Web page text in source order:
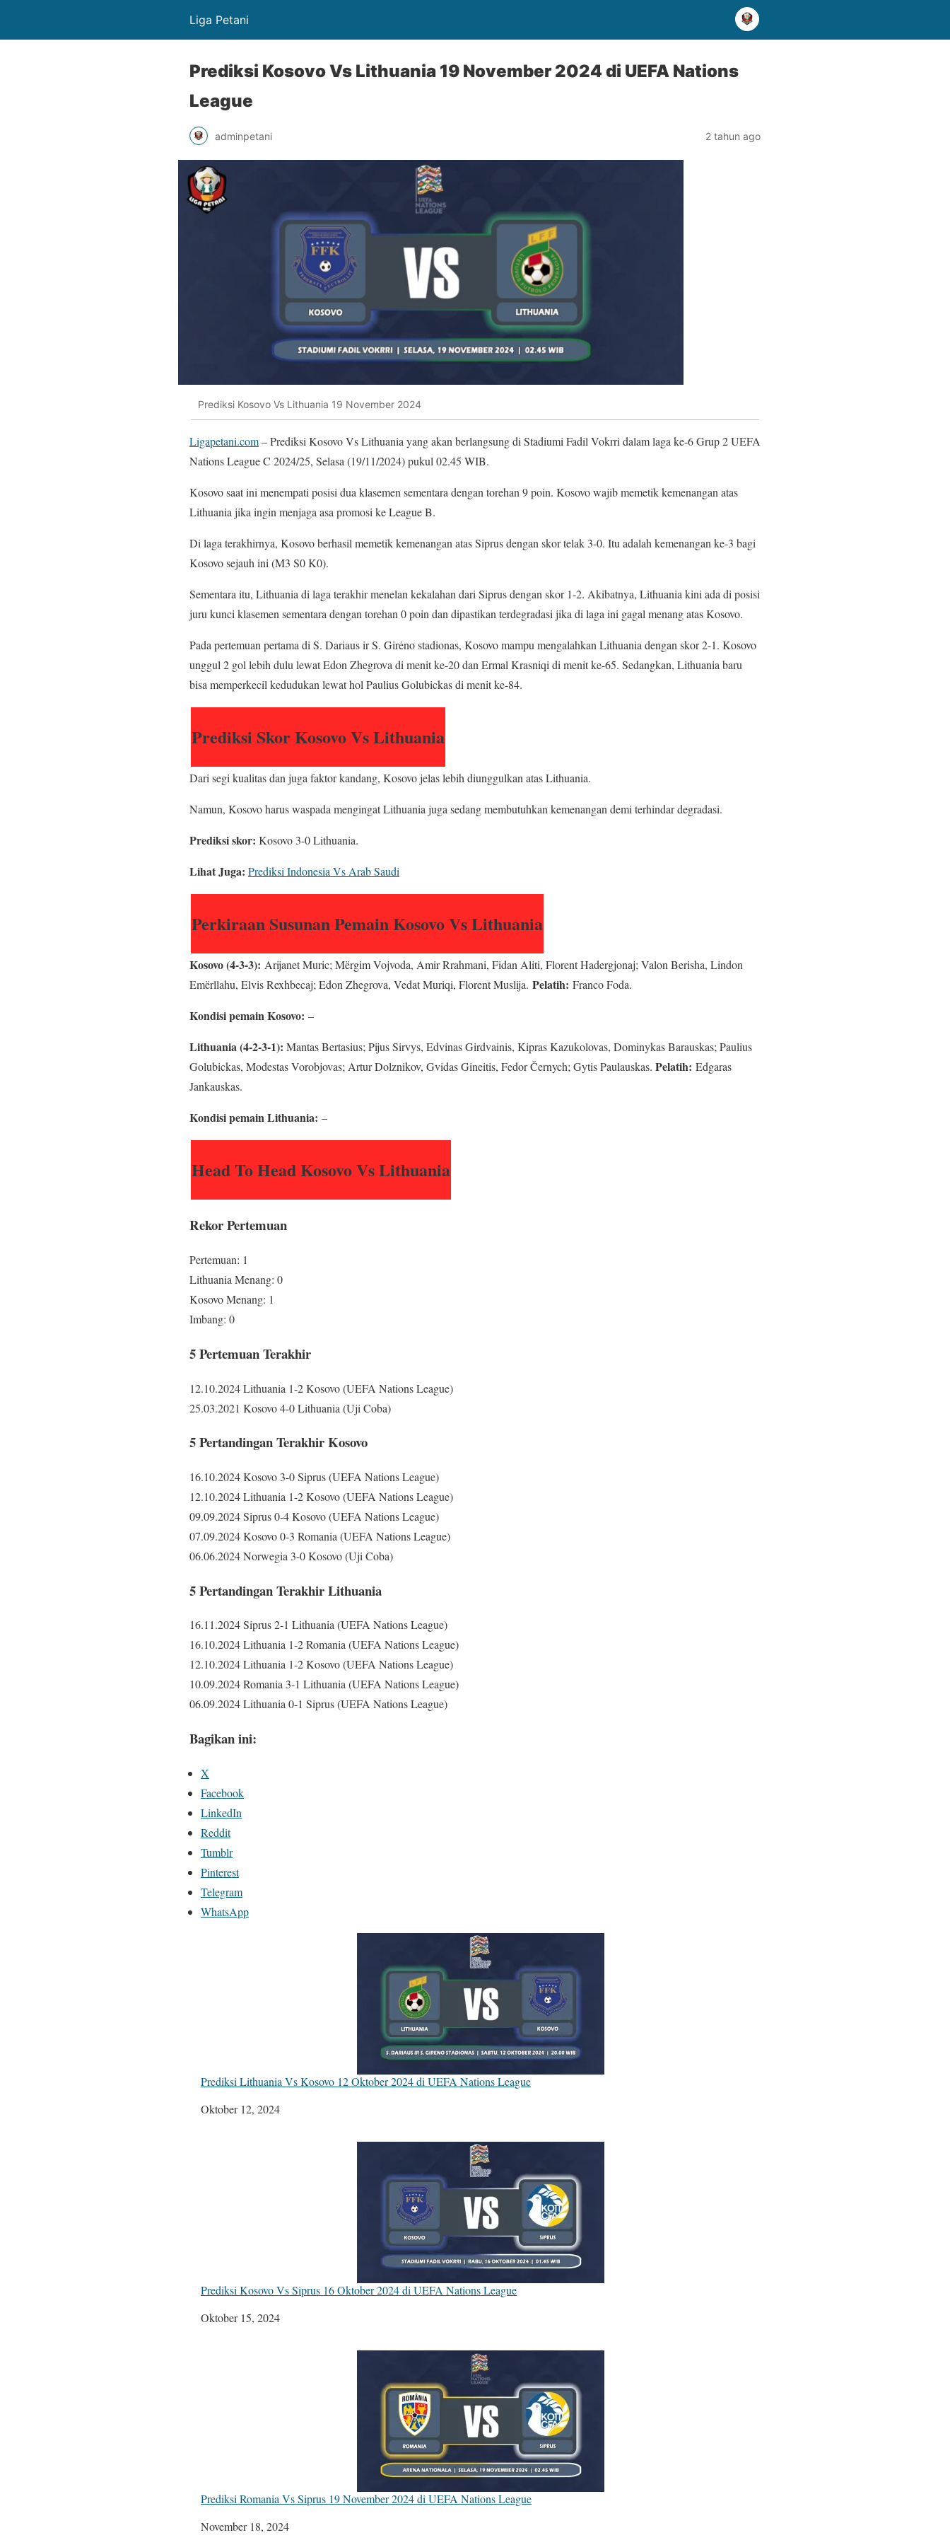
Liga Petani
Prediksi Kosovo Vs Lithuania 19 November 2024 di UEFA Nations
League
adminpetani 2 tahun ago
Prediksi Kosovo Vs Lithuania 19 November 2024
Ligapetani.com– Prediksi Kosovo Vs Lithuania yang akan berlangsung di Stadiumi Fadil Vokrri dalam laga ke-6 Grup 2 UEFA
Nations League C 2024/25, Selasa (19/11/2024) pukul 02.45 WIB.
Kosovo saat ini menempati posisi dua klasemen sementara dengan torehan 9 poin. Kosovo wajib memetik kemenangan atas
Lithuania jika ingin menjaga asa promosi ke League B.
Di laga terakhirnya, Kosovo berhasil memetik kemenangan atas Siprus dengan skor telak 3-0. Itu adalah kemenangan ke-3 bagi
Kosovo sejauh ini (M3 S0 K0).
Sementara itu, Lithuania di laga terakhir menelan kekalahan dari Siprus dengan skor 1-2. Akibatnya, Lithuania kini ada di posisi
juru kunci klasemen sementara dengan torehan 0 poin dan dipastikan terdegradasi jika di laga ini gagal menang atas Kosovo.
Pada pertemuan pertama di S. Dariaus ir S. Girėno stadionas, Kosovo mampu mengalahkan Lithuania dengan skor 2-1. Kosovo
unggul 2 gol lebih dulu lewat Edon Zhegrova di menit ke-20 dan Ermal Krasniqi di menit ke-65. Sedangkan, Lithuania baru
bisa memperkecil kedudukan lewat hol Paulius Golubickas di menit ke-84.
Prediksi Skor Kosovo Vs Lithuania
Dari segi kualitas dan juga faktor kandang, Kosovo jelas lebih diunggulkan atas Lithuania.
Namun, Kosovo harus waspada mengingat Lithuania juga sedang membutuhkan kemenangan demi terhindar degradasi.
Prediksi skor: Kosovo 3-0 Lithuania.
Lihat Juga: Prediksi Indonesia Vs Arab Saudi
Perkiraan Susunan Pemain Kosovo Vs Lithuania
Kosovo (4-3-3): Arijanet Muric; Mërgim Vojvoda, Amir Rrahmani, Fidan Aliti, Florent Hadergjonaj; Valon Berisha, Lindon
Emërllahu, Elvis Rexhbecaj; Edon Zhegrova, Vedat Muriqi, Florent Muslija. Pelatih: Franco Foda.
Kondisi pemain Kosovo: –
Lithuania (4-2-3-1): Mantas Bertasius; Pijus Sirvys, Edvinas Girdvainis, Kipras Kazukolovas, Dominykas Barauskas; Paulius
Golubickas, Modestas Vorobjovas; Artur Dolznikov, Gvidas Gineitis, Fedor Černych; Gytis Paulauskas. Pelatih: Edgaras
Jankauskas.
Kondisi pemain Lithuania: –
Head To Head Kosovo Vs Lithuania
Rekor Pertemuan
Pertemuan: 1
Lithuania Menang: 0
Kosovo Menang: 1
Imbang: 0
5 Pertemuan Terakhir
12.10.2024 Lithuania 1-2 Kosovo (UEFA Nations League)
25.03.2021 Kosovo 4-0 Lithuania (Uji Coba)
5 Pertandingan Terakhir Kosovo
16.10.2024 Kosovo 3-0 Siprus (UEFA Nations League)
12.10.2024 Lithuania 1-2 Kosovo (UEFA Nations League)
09.09.2024 Siprus 0-4 Kosovo (UEFA Nations League)
07.09.2024 Kosovo 0-3 Romania (UEFA Nations League)
06.06.2024 Norwegia 3-0 Kosovo (Uji Coba)
5 Pertandingan Terakhir Lithuania
16.11.2024 Siprus 2-1 Lithuania (UEFA Nations League)
16.10.2024 Lithuania 1-2 Romania (UEFA Nations League)
12.10.2024 Lithuania 1-2 Kosovo (UEFA Nations League)
10.09.2024 Romania 3-1 Lithuania (UEFA Nations League)
06.09.2024 Lithuania 0-1 Siprus (UEFA Nations League)
Bagikan ini:
X
Facebook
LinkedIn
Reddit
Tumblr
Pinterest
Telegram
WhatsApp
Prediksi Lithuania Vs Kosovo 12 Oktober 2024 di UEFA Nations League
Tanggal
Oktober 12, 2024
Prediksi Kosovo Vs Siprus 16 Oktober 2024 di UEFA Nations League
Tanggal
Oktober 15, 2024
Prediksi Romania Vs Siprus 19 November 2024 di UEFA Nations League
Tanggal
November 18, 2024